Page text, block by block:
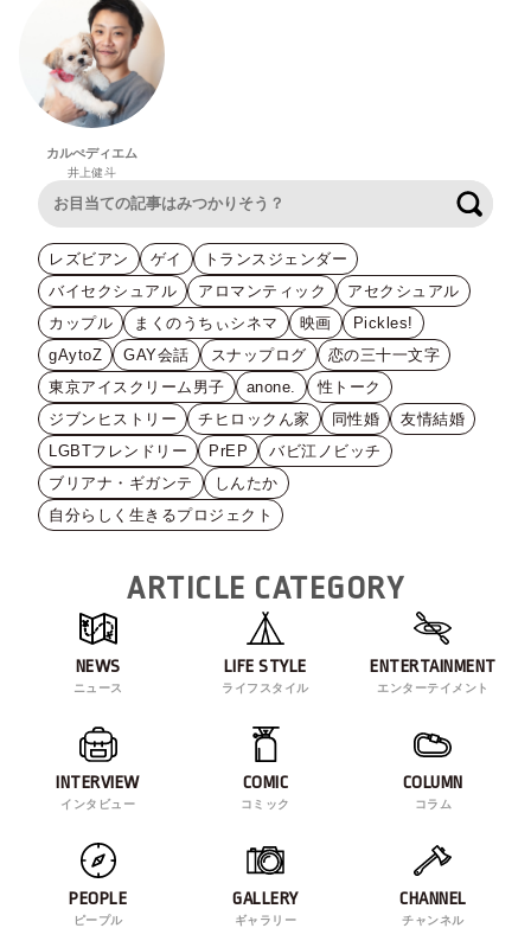
カルぺディエム
井上健斗
レズビアン ゲイ
トランスジェンダー
バイセクシュアル
アロマンティック
アセクシュアル
カップル
まくのうちぃシネマ 映画
Pickles!
gAytoZ
GAY会話 スナップログ
恋の三十一文字
東京アイスクリーム男子
anone.
性トーク
ジブンヒストリー
チヒロックん家 同性婚
友情結婚
LGBTフレンドリー
PrEP
バビ江ノビッチ
ブリアナ・ギガンテ
しんたか
自分らしく生きるプロジェクト
ARTICLE CATEGORY
NEWS
ニュース
LIFE STYLE
ライフスタイル
ENTERTAINMENT
エンターテイメント
INTERVIEW
インタビュー
COMIC
コミック
COLUMN
コラム
PEOPLE
ピープル
GALLERY
ギャラリー
CHANNEL
チャンネル